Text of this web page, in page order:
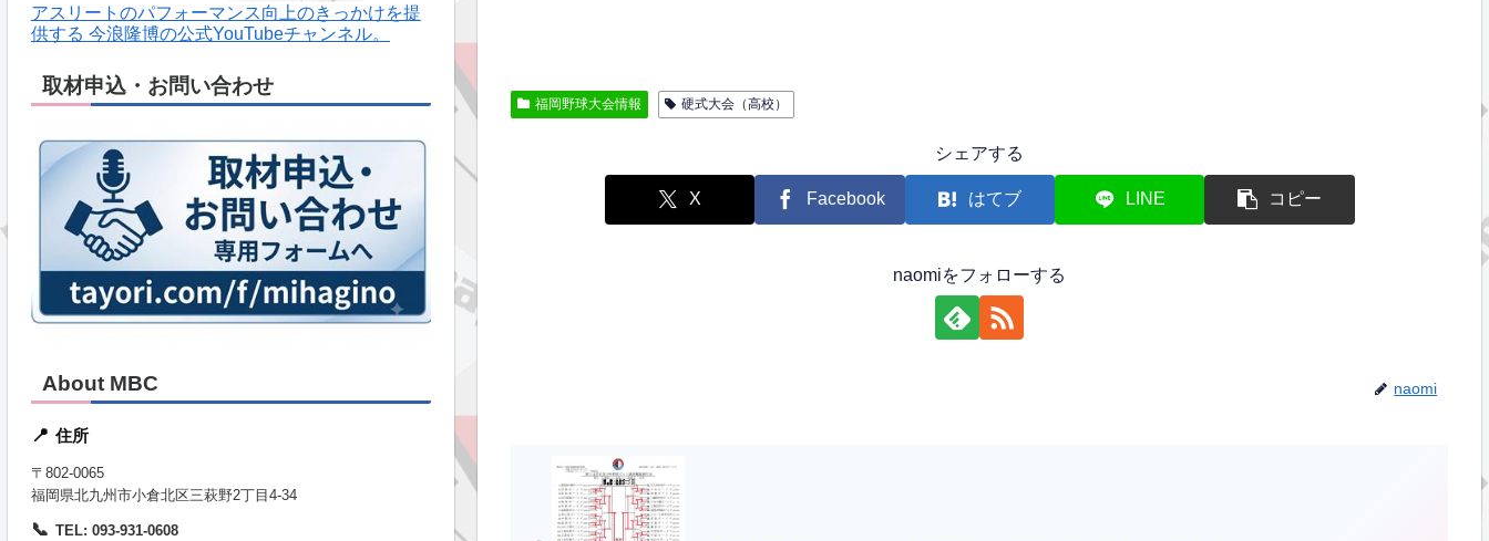
福岡野球大会情報 硬式大会（高校）
シェアする
X Facebook はてブ LINE コピー
naomiをフォローする
naomi
アスリートのパフォーマンス向上のきっかけを提
供する 今浪隆博の公式YouTubeチャンネル。
取材申込・お問い合わせ
About MBC
📍 住所
〒802-0065
福岡県北九州市小倉北区三萩野2丁目4-34
📞 TEL: 093-931-0608